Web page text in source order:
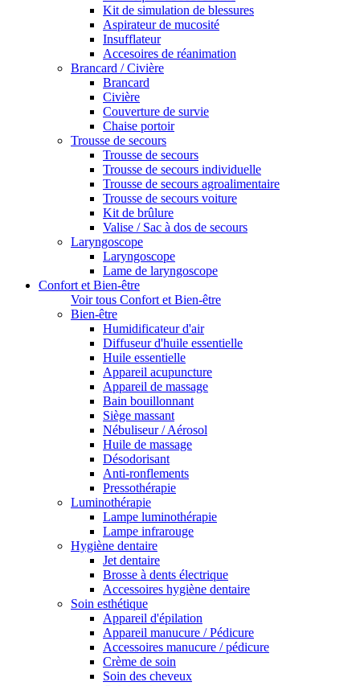
Kit de simulation de blessures
Aspirateur de mucosité
Insufflateur
Accesoires de réanimation
Brancard / Civière
Brancard
Civière
Couverture de survie
Chaise portoir
Trousse de secours
Trousse de secours
Trousse de secours individuelle
Trousse de secours agroalimentaire
Trousse de secours voiture
Kit de brûlure
Valise / Sac à dos de secours
Laryngoscope
Laryngoscope
Lame de laryngoscope
Confort et Bien-être
Voir tous Confort et Bien-être
Bien-être
Humidificateur d'air
Diffuseur d'huile essentielle
Huile essentielle
Appareil acupuncture
Appareil de massage
Bain bouillonnant
Siège massant
Nébuliseur / Aérosol
Huile de massage
Désodorisant
Anti-ronflements
Pressothérapie
Luminothérapie
Lampe luminothérapie
Lampe infrarouge
Hygiène dentaire
Jet dentaire
Brosse à dents électrique
Accessoires hygiène dentaire
Soin esthétique
Appareil d'épilation
Appareil manucure / Pédicure
Accessoires manucure / pédicure
Crème de soin
Soin des cheveux